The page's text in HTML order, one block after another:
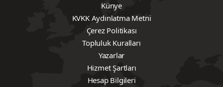
Künye
KVKK Aydınlatma Metni
Çerez Politikası
Topluluk Kuralları
Yazarlar
Hizmet Şartları
Hesap Bilgileri